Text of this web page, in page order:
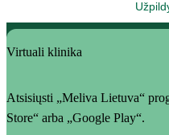
Virtuali klinika
Atsisiųsti „Meliva Lietuva“
Store“ arba „Google Play“.